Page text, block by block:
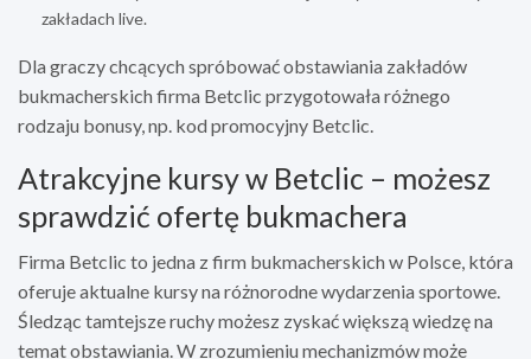
zakładach live.
Dla graczy chcących spróbować obstawiania zakładów
bukmacherskich firma Betclic przygotowała różnego
rodzaju bonusy, np. kod promocyjny Betclic.
Atrakcyjne kursy w Betclic – możesz
sprawdzić ofertę bukmachera
Firma Betclic to jedna z firm bukmacherskich w Polsce, która
oferuje aktualne kursy na różnorodne wydarzenia sportowe.
Śledząc tamtejsze ruchy możesz zyskać większą wiedzę na
temat obstawiania. W zrozumieniu mechanizmów może